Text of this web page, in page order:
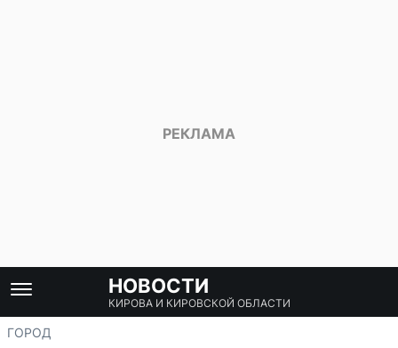
НОВОСТИ
КИРОВА И КИРОВСКОЙ ОБЛАСТИ
ГОРОД